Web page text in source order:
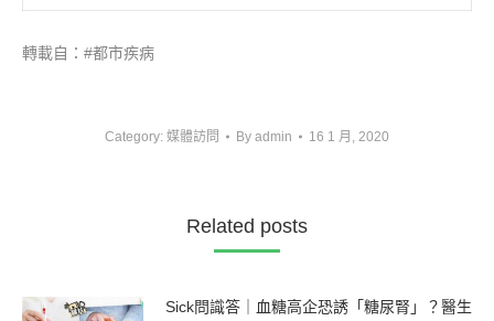
轉載自：#都市疾病
Category: 媒體訪問 By admin 16 1 月, 2020
Related posts
Sick問識答｜血糖高企恐誘「糖尿腎」？醫生